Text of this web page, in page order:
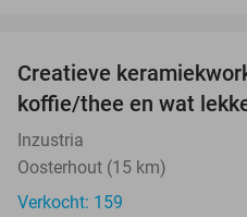
Creatieve
koffie/thee en wat
Inzustria
Oosterhout (15 km)
Verkocht: 159